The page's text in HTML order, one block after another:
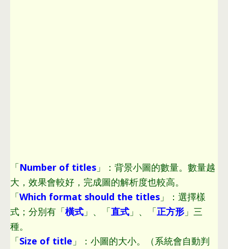
「Number of titles 」 ： 背景小圖的數量。 數量越
大 ， 效果會較好 ， 完成圖的解析度也較高。
「Which format should the titles 」 ： 選擇樣
式 ； 分別有「橫式 」 、 「直式 」 、 「正方形 」三
種。
「Size of title 」 ： 小圖的大小。
（系統會自動判